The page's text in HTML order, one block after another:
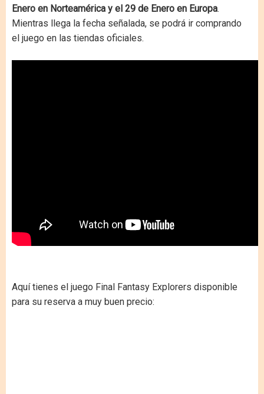
Enero en Norteamérica y el 29 de Enero en Europa.
Mientras llega la fecha señalada, se podrá ir comprando
el juego en las tiendas oficiales.
Aquí tienes el juego Final Fantasy Explorers disponible
para su reserva a muy buen precio: